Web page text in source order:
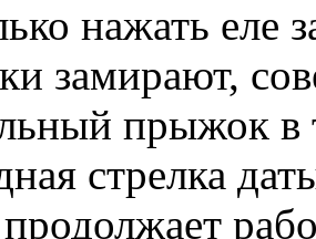
нажать еле
замирают,
прыжок в
стрелка